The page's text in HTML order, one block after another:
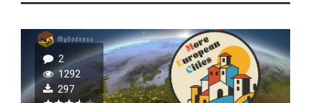
2
1292
297